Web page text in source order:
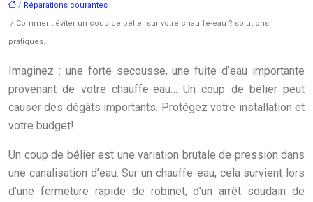
/ Réparations courantes
/ Comment éviter un coup de bélier sur votre chauffe-eau ? solutions
pratiques.
Imaginez : une forte secousse, une fuite d’eau importante
provenant de votre chauffe-eau… Un coup de bélier peut
causer des dégâts importants. Protégez votre installation et
votre budget!
Un coup de bélier est une variation brutale de pression dans
une canalisation d’eau. Sur un chauffe-eau, cela survient lors
d’une fermeture rapide de robinet, d’un arrêt soudain de